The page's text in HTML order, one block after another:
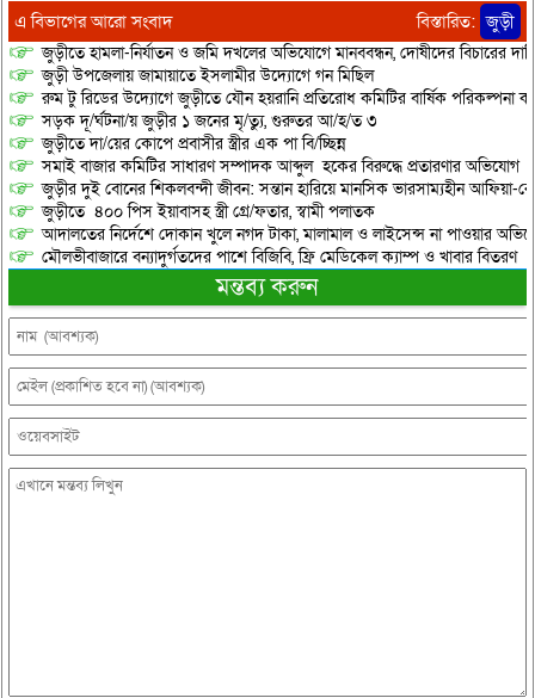
এ বিভাগের আরো সংবাদ বিস্তারিত: জুড়ী
জুড়ীতে হামলা-নির্যাতন ও জমি দখলের অভিযোগে মানববন্ধন, দোষীদের বিচারের দাবি
জুড়ী উপজেলায় জামায়াতে ইসলামীর উদ্যোগে গন মিছিল
রুম টু রিডের উদ্যোগে জুড়ীতে যৌন হয়রানি প্রতিরোধ কমিটির বার্ষিক পরিকল্পনা
সড়ক দূ/র্ঘটনা/য় জুড়ীর ১ জনের মৃ/ত্যু, গুরুতর আ/হ/ত ৩
জুড়ীতে দা/য়ের কোপে প্রবাসীর স্ত্রীর এক পা বি/চ্ছিন্ন
সমাই বাজার কমিটির সাধারণ সম্পাদক আব্দুল হকের বিরুদ্ধে প্রতারণার অভিযোগ
জুড়ীর দুই বোনের শিকলবন্দী জীবন: সন্তান হারিয়ে মানসিক ভারসাম্যহীন আফিয়া-
জুড়ীতে ৪০০ পিস ইয়াবাসহ স্ত্রী গ্রে/ফতার, স্বামী পলাতক
আদালতের নির্দেশে দোকান খুলে নগদ টাকা, মালামাল ও লাইসেন্স না পাওয়ার
মৌলভীবাজারে বন্যাদুর্গতদের পাশে বিজিবি, ফ্রি মেডিকেল ক্যাম্প ও খাবার বিতরণ
মন্তব্য করুন